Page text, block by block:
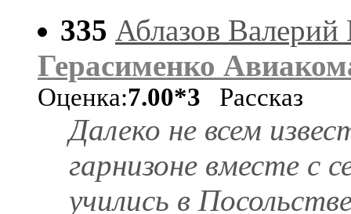
335 Аблазов Валерий
Герасименко
Оценка:7.00*3 Рассказ
Далеко не всем
гарнизоне вместе с
учились в